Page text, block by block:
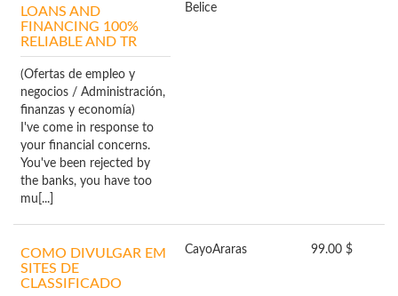
LOANS AND
FINANCING 100%
RELIABLE AND TR
(Ofertas de empleo y
negocios / Administración,
finanzas y economía)
I've come in response to
your financial concerns.
You've been rejected by
the banks, you have too
mu[...]
Belice
COMO DIVULGAR EM
SITES DE
CLASSIFICADO
CayoAraras 99.00 $